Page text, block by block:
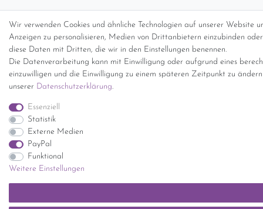
Wir verwenden Cookies und ähnliche Technologien auf unserer Website
Anzeigen zu personalisieren, Medien von Drittanbietern einzubinden
diese Daten mit Dritten, die wir in den Einstellungen benennen.
Die Datenverarbeitung kann mit Einwilligung oder aufgrund eines
einzuwilligen und die Einwilligung zu einem späteren Zeitpunkt zu
unserer Daten­schutz­erklärung.
Essenziell
Statistik
Externe Medien
PayPal
Funktional
Weitere Einstellungen